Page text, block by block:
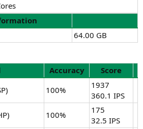
64.00 GB
Accuracy
Score
100%
1937
360.1 IPS
100%
175
32.5 IPS